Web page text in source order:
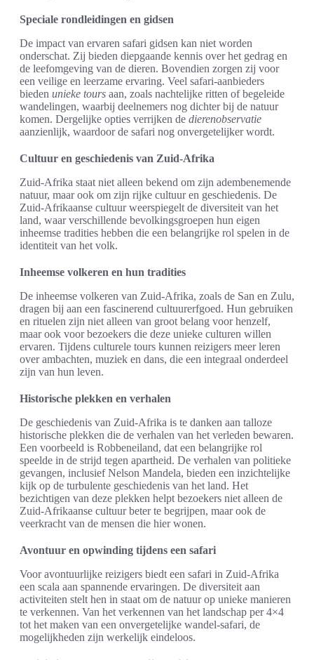
Speciale rondleidingen en gidsen
De impact van ervaren safari gidsen kan niet worden
onderschat. Zij bieden diepgaande kennis over het gedrag en
de leefomgeving van de dieren. Bovendien zorgen zij voor
een veilige en leerzame ervaring. Veel safari-aanbieders
bieden unieke tours aan, zoals nachtelijke ritten of begeleide
wandelingen, waarbij deelnemers nog dichter bij de natuur
komen. Dergelijke opties verrijken de dierenobservatie
aanzienlijk, waardoor de safari nog onvergetelijker wordt.
Cultuur en geschiedenis van Zuid-Afrika
Zuid-Afrika staat niet alleen bekend om zijn adembenemende
natuur, maar ook om zijn rijke cultuur en geschiedenis. De
Zuid-Afrikaanse cultuur weerspiegelt de diversiteit van het
land, waar verschillende bevolkingsgroepen hun eigen
inheemse tradities hebben die een belangrijke rol spelen in de
identiteit van het volk.
Inheemse volkeren en hun tradities
De inheemse volkeren van Zuid-Afrika, zoals de San en Zulu,
dragen bij aan een fascinerend cultuurerfgoed. Hun gebruiken
en rituelen zijn niet alleen van groot belang voor henzelf,
maar ook voor bezoekers die deze unieke culturen willen
ervaren. Tijdens culturele tours kunnen reizigers meer leren
over ambachten, muziek en dans, die een integraal onderdeel
zijn van hun leven.
Historische plekken en verhalen
De geschiedenis van Zuid-Afrika is te danken aan talloze
historische plekken die de verhalen van het verleden bewaren.
Een voorbeeld is Robbeneiland, dat een belangrijke rol
speelde in de strijd tegen apartheid. De verhalen van politieke
gevangen, inclusief Nelson Mandela, bieden een inzichtelijke
kijk op de turbulente geschiedenis van het land. Het
bezichtigen van deze plekken helpt bezoekers niet alleen de
Zuid-Afrikaanse cultuur beter te begrijpen, maar ook de
veerkracht van de mensen die hier wonen.
Avontuur en opwinding tijdens een safari
Voor avontuurlijke reizigers biedt een safari in Zuid-Afrika
een scala aan spannende ervaringen. De diversiteit aan
activiteiten stelt hen in staat om de natuur op unieke manieren
te verkennen. Van het verkennen van het landschap per 4×4
tot het maken van een onvergetelijke wandel-safari, de
mogelijkheden zijn werkelijk eindeloos.